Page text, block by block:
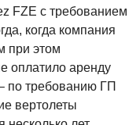
FZE с требованием
когда компания
при этом
оплатило аренду
по требованию ГП
вертолеты